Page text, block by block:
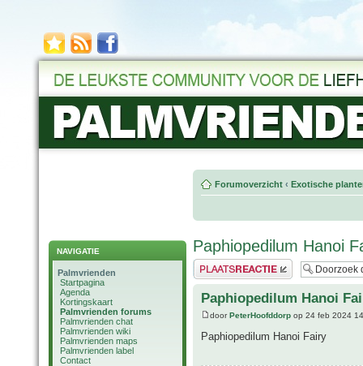
NAVIGATIE
Palmvrienden
Startpagina
Agenda
Kortingskaart
Palmvrienden forums
Palmvrienden chat
Palmvrienden wiki
Palmvrienden maps
Palmvrienden label
Contact
Forumoverzicht ‹ Exotische
Paphiopedilum Hanoi
Plaats een reactie
Paphiopedilum Hanoi
doorPeterHoofddorp op 24 feb 2024
Paphiopedilum Hanoi Fairy